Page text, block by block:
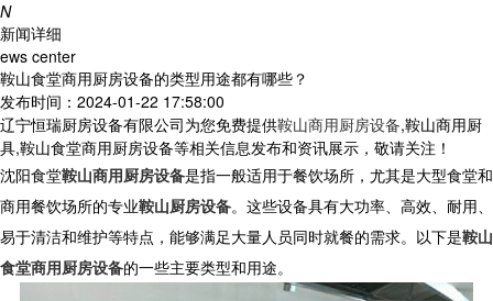
N
新闻详细
ews center
鞍山食堂商用厨房设备的类型用途都有哪些？
发布时间：2024-01-22 17:58:00
辽宁恒瑞厨房设备有限公司为您免费提供鞍山商用厨房设备,鞍山商用厨
具,鞍山食堂商用厨房设备等相关信息发布和资讯展示，敬请关注！
沈阳食堂鞍山商用厨房设备是指一般适用于餐饮场所，尤其是大型食堂和
商用餐饮场所的专业鞍山厨房设备。这些设备具有大功率、高效、耐用、
易于清洁和维护等特点，能够满足大量人员同时就餐的需求。以下是鞍山
食堂商用厨房设备的一些主要类型和用途。